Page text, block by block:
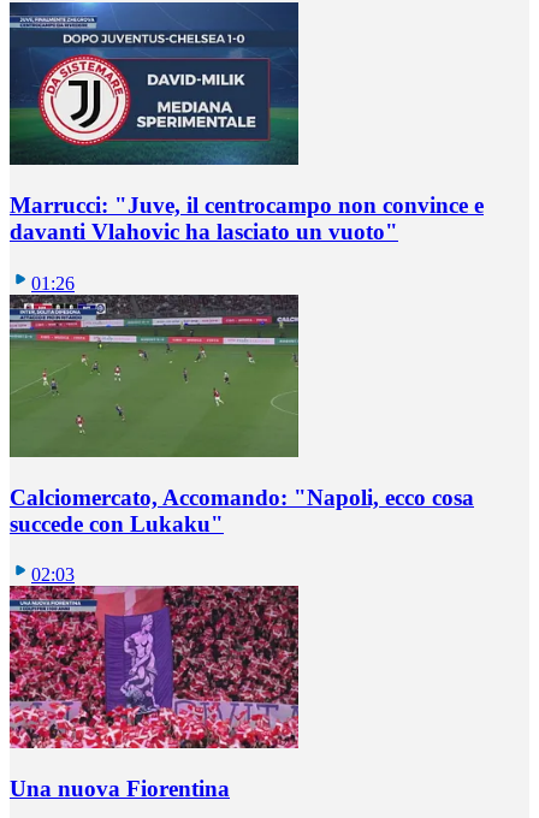
Marrucci: "Juve, il centrocampo non convince e
davanti Vlahovic ha lasciato un vuoto"
01:26
Calciomercato, Accomando: "Napoli, ecco cosa
succede con Lukaku"
02:03
Una nuova Fiorentina